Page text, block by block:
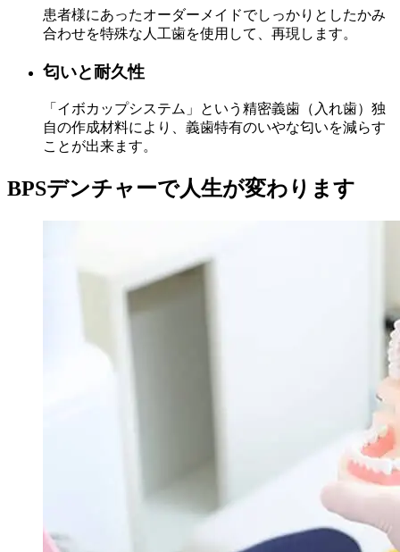
患者様にあったオーダーメイドでしっかりとしたかみ
合わせを特殊な人工歯を使用して、再現します。
匂いと耐久性
「イボカップシステム」という精密義歯（入れ歯）独
自の作成材料により、義歯特有のいやな匂いを減らす
ことが出来ます。
BPSデンチャーで人生が変わります